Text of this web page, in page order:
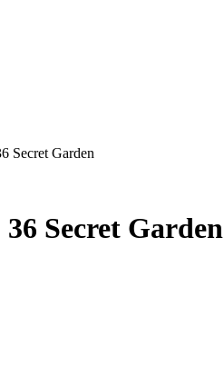
Secret Garden
Secret Garden